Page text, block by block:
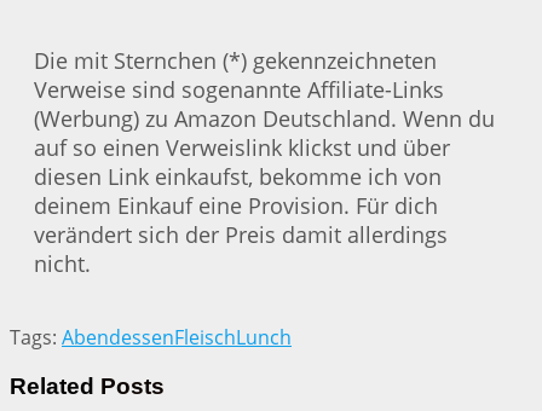
Die mit Sternchen (*) gekennzeichneten
Verweise sind sogenannte Affiliate-Links
(Werbung) zu Amazon Deutschland. Wenn du
auf so einen Verweislink klickst und über
diesen Link einkaufst, bekomme ich von
deinem Einkauf eine Provision. Für dich
verändert sich der Preis damit allerdings
nicht.
Tags: AbendessenFleischLunch
Related Posts